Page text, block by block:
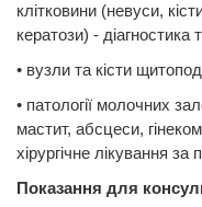
клітковини (невуси,
кератози) - діагностика
• вузли та кісти
• патології молочних
мастит, абсцеси,
хірургічне лікування за
Показання для